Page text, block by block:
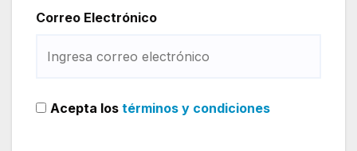
Correo Electrónico
Acepta los términos y condiciones